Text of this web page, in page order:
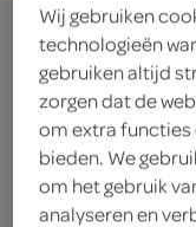
met
ingrediënten
Wij gebruiken
technologieën
gebruiken altijd
zorgen dat de
om extra functies
bieden. We
om het gebruik
analyseren en